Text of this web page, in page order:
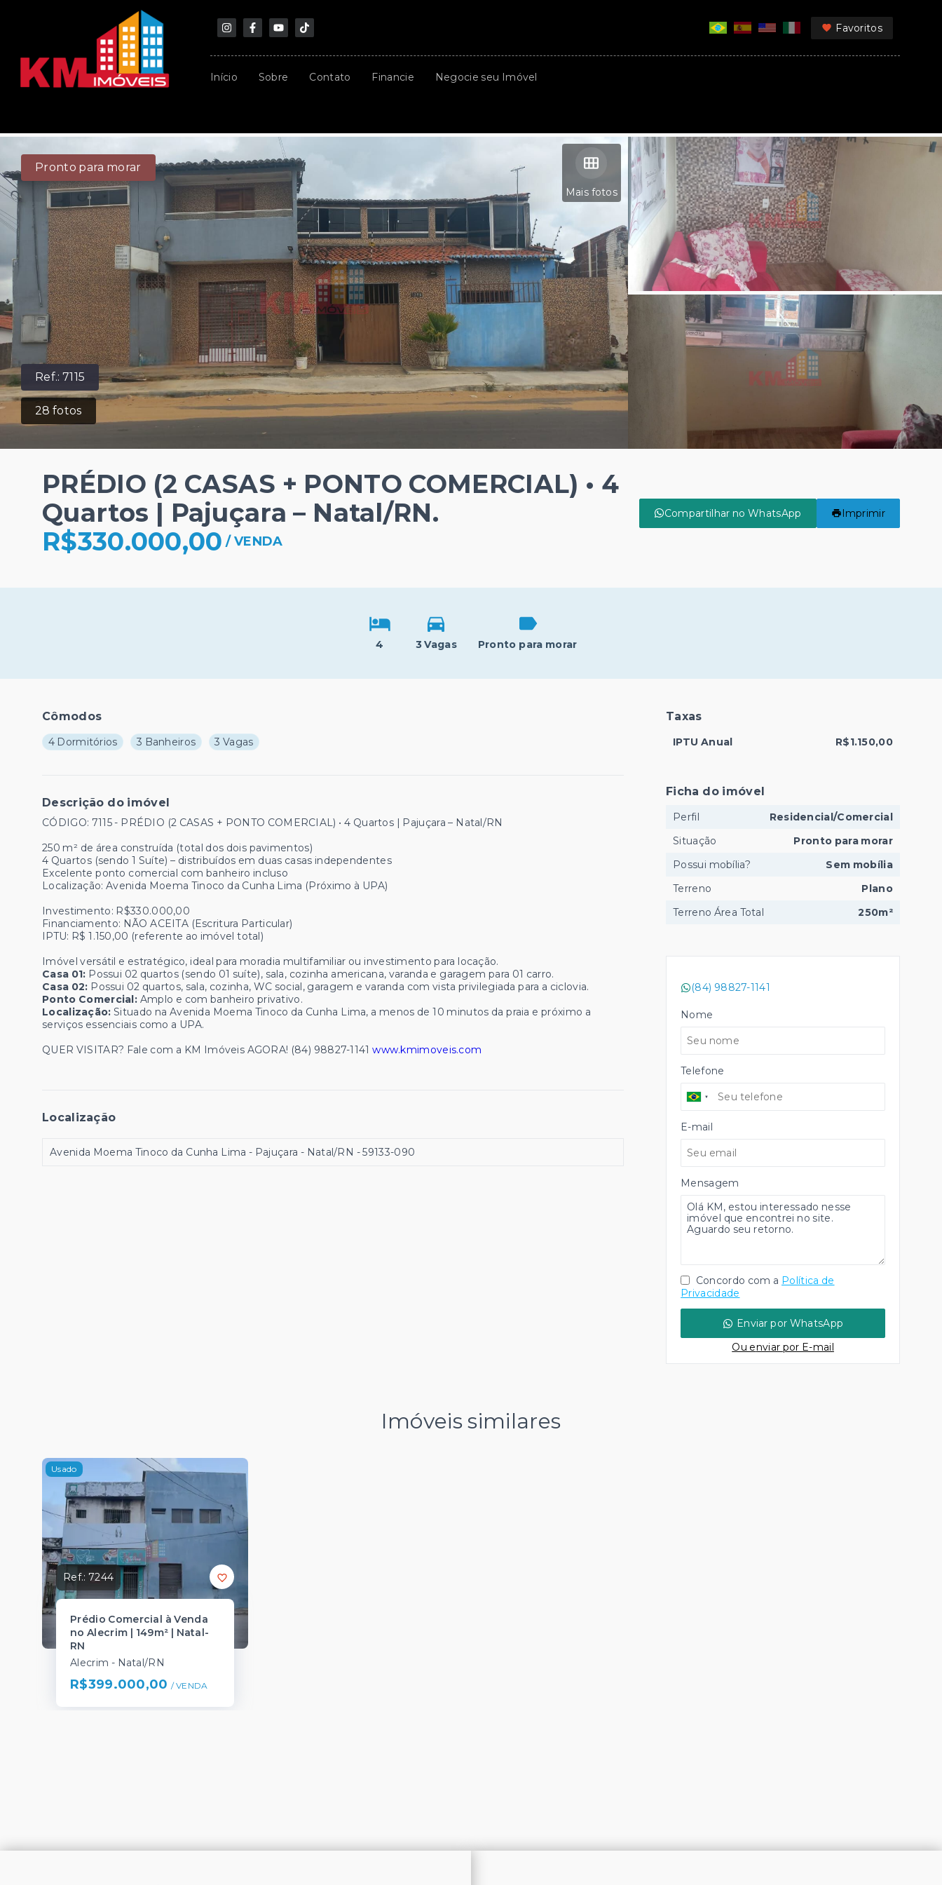
Favoritos
Início Sobre Contato Financie Negocie seu Imóvel
Ref.:7115
28 fotos
Mais fotos
Pronto para morar
PRÉDIO (2 CASAS + PONTO COMERCIAL) • 4
Quartos | Pajuçara – Natal/RN.
R$330.000,00 /VENDA
Compartilhar no WhatsApp Imprimir
4 3 Vagas Pronto para morar
Cômodos
4 Dormitórios 3 Banheiros 3 Vagas
Descrição do imóvel
CÓDIGO: 7115 - PRÉDIO (2 CASAS + PONTO COMERCIAL) • 4 Quartos | Pajuçara – Natal/RN
250 m² de área construída (total dos dois pavimentos)
4 Quartos (sendo 1 Suíte) – distribuídos em duas casas independentes
Excelente ponto comercial com banheiro incluso
Localização: Avenida Moema Tinoco da Cunha Lima (Próximo à UPA)
Investimento: R$330.000,00
Financiamento: NÃO ACEITA (Escritura Particular)
IPTU: R$ 1.150,00 (referente ao imóvel total)
Imóvel versátil e estratégico, ideal para moradia multifamiliar ou investimento para locação.
Casa 01: Possui 02 quartos (sendo 01 suíte), sala, cozinha americana, varanda e garagem para 01 carro.
Casa 02: Possui 02 quartos, sala, cozinha, WC social, garagem e varanda com vista privilegiada para a ciclovia.
Ponto Comercial: Amplo e com banheiro privativo.
Localização: Situado na Avenida Moema Tinoco da Cunha Lima, a menos de 10 minutos da praia e próximo a
serviços essenciais como a UPA.
QUER VISITAR? Fale com a KM Imóveis AGORA! (84) 98827-1141www.kmimoveis.com
Localização
Avenida Moema Tinoco da Cunha Lima - Pajuçara - Natal/RN - 59133-090
Taxas
IPTU Anual R$1.150,00
Ficha do imóvel
Perfil
Residencial/Comercial
Situação
Pronto para morar
Possui mobília?
Sem mobília
Terreno
Plano
Terreno Área Total
250m²
(84) 98827-1141
Nome
Telefone
E-mail
Mensagem
Concordo com a Política de
Privacidade
Enviar por WhatsApp
Ou enviar por E-mail
Imóveis similares
Usado
Ref.: 7244
Prédio Comercial à Venda
no Alecrim | 149m² | Natal-
RN
Alecrim - Natal/RN
R$399.000,00 / VENDA